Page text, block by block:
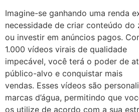
Imagine-se ganhando uma renda
necessidade de criar conteúdo do
ou investir em anúncios pagos.
1.000 vídeos virais de qualidade
impecável, você terá o poder de
público-alvo e conquistar mais
vendas. Esses vídeos são
marcas d’água, permitindo que
os utilize de acordo com a sua